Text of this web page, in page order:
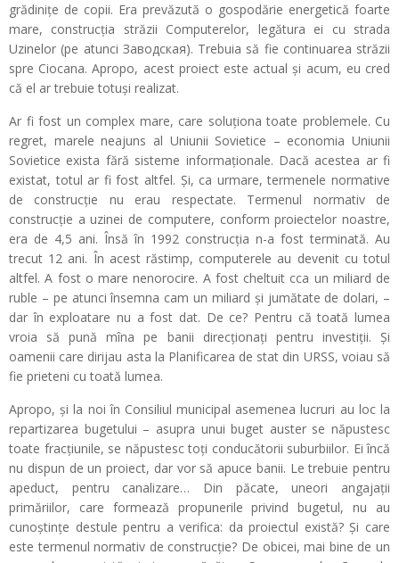
grădinițe de copii. Era prevăzută o gospodărie energetică foarte
mare, construcția străzii Computerelor, legătura ei cu strada
Uzinelor (pe atunci Заводская). Trebuia să fie continuarea străzii
spre Ciocana. Apropo, acest proiect este actual și acum, eu cred
că el ar trebuie totuși realizat.
Ar fi fost un complex mare, care soluționa toate problemele. Cu
regret, marele neajuns al Uniunii Sovietice – economia Uniunii
Sovietice exista fără sisteme informaționale. Dacă acestea ar fi
existat, totul ar fi fost altfel. Și, ca urmare, termenele normative
de construcție nu erau respectate. Termenul normativ de
construcție a uzinei de computere, conform proiectelor noastre,
era de 4,5 ani. Însă în 1992 construcția n-a fost terminată. Au
trecut 12 ani. În acest răstimp, computerele au devenit cu totul
altfel. A fost o mare nenorocire. A fost cheltuit cca un miliard de
ruble – pe atunci însemna cam un miliard și jumătate de dolari, –
dar în exploatare nu a fost dat. De ce? Pentru că toată lumea
vroia să pună mîna pe banii direcționați pentru investiții. Și
oamenii care dirijau asta la Planificarea de stat din URSS, voiau să
fie prieteni cu toată lumea.
Apropo, și la noi în Consiliul municipal asemenea lucruri au loc la
repartizarea bugetului – asupra unui buget auster se năpustesc
toate fracțiunile, se năpustesc toți conducătorii suburbiilor. Ei încă
nu dispun de un proiect, dar vor să apuce banii. Le trebuie pentru
apeduct, pentru canalizare… Din păcate, uneori angajații
primăriilor, care formează propunerile privind bugetul, nu au
cunoștințe destule pentru a verifica: da proiectul există? Și care
este termenul normativ de construcție? De obicei, mai bine de un